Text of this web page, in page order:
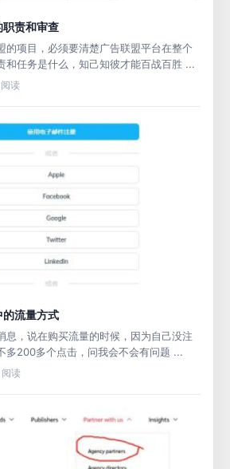
职责和审查
的项目，必须要清楚广告联盟平台在整个
和任务是什么，知己知彼才能百战百胜 ...
读
的流量方式
息，说在购买流量的时候，因为自己没注
多200多个点击，问我会不会有问题 ...
读